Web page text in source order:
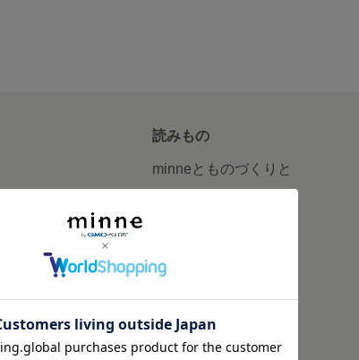
読みもの
minneとものづくりと
minneの本
広告出稿について